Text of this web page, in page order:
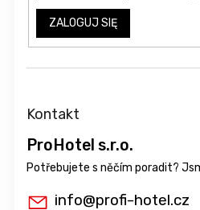
ZALOGUJ SIĘ
Kontakt
ProHotel s.r.o.
info@profi-hotel.cz